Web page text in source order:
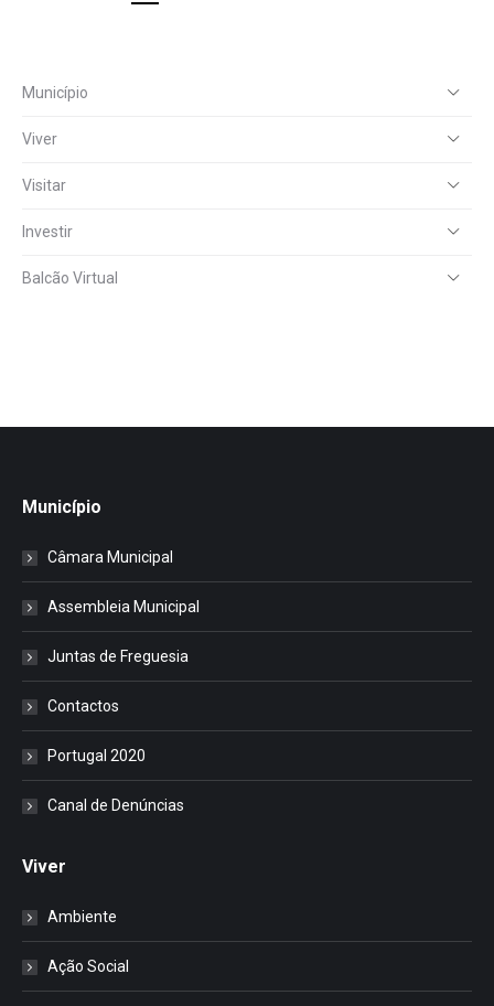
Município
Viver
Visitar
Investir
Balcão Virtual
Município
Câmara Municipal
Assembleia Municipal
Juntas de Freguesia
Contactos
Portugal 2020
Canal de Denúncias
Viver
Ambiente
Ação Social